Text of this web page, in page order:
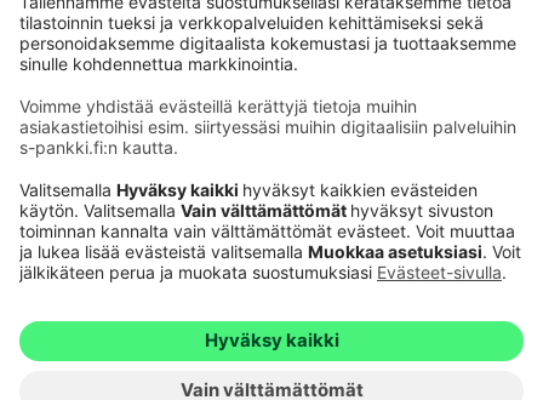
Käyttöehdot
Saavutettavuusseloste
Evästeet
Verkkopalvelujen käytön edellytykset